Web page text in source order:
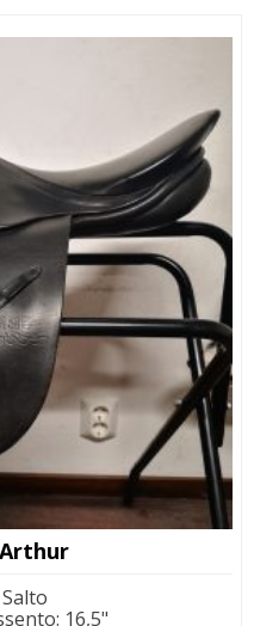
Salto
: 16,5"